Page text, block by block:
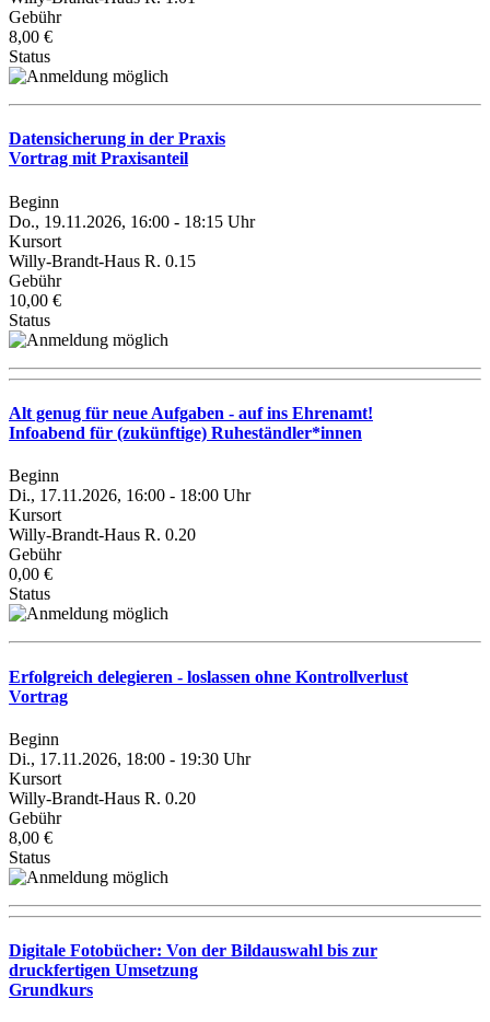
Gebühr
8,00 €
Status
Datensicherung in der Praxis
Vortrag mit Praxisanteil
Beginn
Do., 19.11.2026, 16:00 - 18:15 Uhr
Kursort
Willy-Brandt-Haus R. 0.15
Gebühr
10,00 €
Status
Alt genug für neue Aufgaben - auf ins Ehrenamt!
Infoabend für (zukünftige) Ruheständler*innen
Beginn
Di., 17.11.2026, 16:00 - 18:00 Uhr
Kursort
Willy-Brandt-Haus R. 0.20
Gebühr
0,00 €
Status
Erfolgreich delegieren - loslassen ohne Kontrollverlust
Vortrag
Beginn
Di., 17.11.2026, 18:00 - 19:30 Uhr
Kursort
Willy-Brandt-Haus R. 0.20
Gebühr
8,00 €
Status
Digitale Fotobücher: Von der Bildauswahl bis zur
druckfertigen Umsetzung
Grundkurs